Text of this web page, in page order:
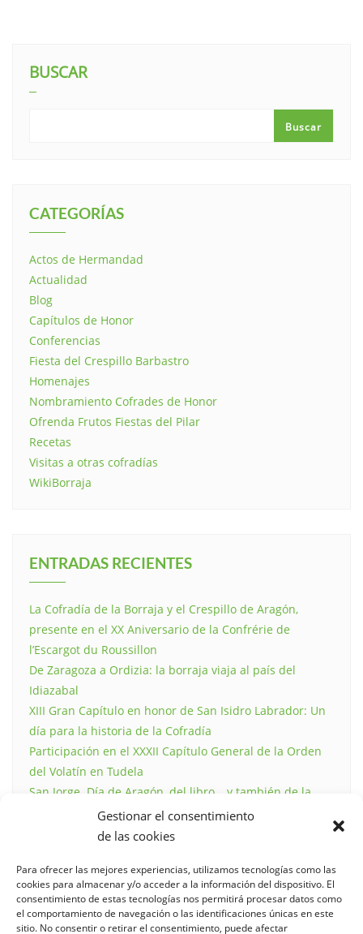
Gestionar el consentimiento
de las cookies
Para ofrecer las mejores experiencias, utilizamos tecnologías como las
cookies para almacenar y/o acceder a la información del dispositivo. El
consentimiento de estas tecnologías nos permitirá procesar datos como
el comportamiento de navegación o las identificaciones únicas en este
sitio. No consentir o retirar el consentimiento, puede afectar
BUSCAR
Buscar
CATEGORÍAS
Actos de Hermandad
Actualidad
Blog
Capítulos de Honor
Conferencias
Fiesta del Crespillo Barbastro
Homenajes
Nombramiento Cofrades de Honor
Ofrenda Frutos Fiestas del Pilar
Recetas
Visitas a otras cofradías
WikiBorraja
ENTRADAS RECIENTES
La Cofradía de la Borraja y el Crespillo de Aragón,
presente en el XX Aniversario de la Confrérie de
l’Escargot du Roussillon
De Zaragoza a Ordizia: la borraja viaja al país del
Idiazabal
XIII Gran Capítulo en honor de San Isidro Labrador: Un
día para la historia de la Cofradía
Participación en el XXXII Capítulo General de la Orden
del Volatín en Tudela
San Jorge. Día de Aragón, del libro… y también de la
COMENTARIOS RECIENTES